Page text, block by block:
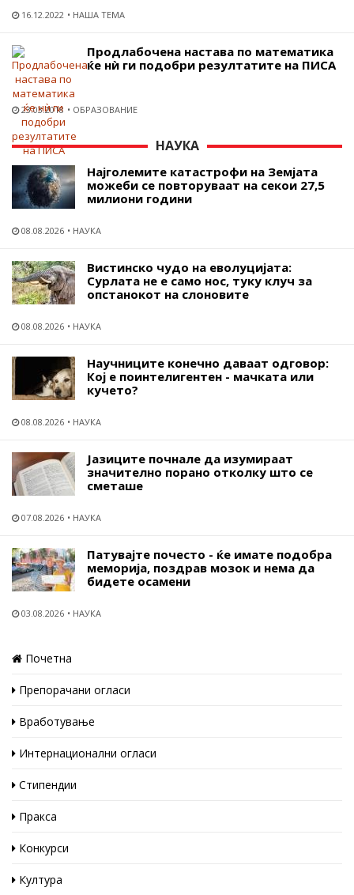
16.12.2022 НАША ТЕМА
Продлабочена настава по математика
ќе нѝ ги подобри резултатите на ПИСА
23.03.2018 ОБРАЗОВАНИЕ
НАУКА
Најголемите катастрофи на Земјата
можеби се повторуваат на секои 27,5
милиони години
08.08.2026 НАУКА
Вистинско чудо на еволуцијата:
Сурлата не е само нос, туку клуч за
опстанокот на слоновите
08.08.2026 НАУКА
Научниците конечно даваат одговор:
Кој е поинтелигентен - мачката или
кучето?
08.08.2026 НАУКА
Јазиците почнале да изумираат
значително порано отколку што се
сметаше
07.08.2026 НАУКА
Патувајте почесто - ќе имате подобра
меморија, поздрав мозок и нема да
бидете осамени
03.08.2026 НАУКА
Почетна
Препорачани огласи
Вработување
Интернационални огласи
Стипендии
Пракса
Конкурси
Култура